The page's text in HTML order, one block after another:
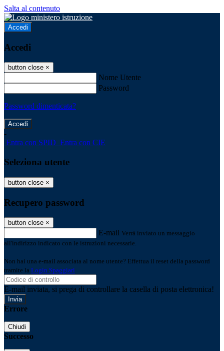
Salta al contenuto
Accedi
Accedi
button close ×
Nome Utente
Password
Password dimenticata?
-
Entra con SPID Entra con CIE
Seleziona utente
button close ×
Recupero password
button close ×
E-mail Verrà inviato un messaggio
all'indirizzo indicato con le istruzioni necessarie.
Non hai una e-mail associata al nome utente? Effettua il reset della password
tramite la Login Spaggiari
E-mail inviata, si prega di controllare la casella di posta elettronica!
Errore
Chiudi
Successo